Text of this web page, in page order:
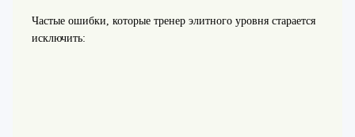
Частые ошибки, которые тренер элитного уровня старается
исключить: